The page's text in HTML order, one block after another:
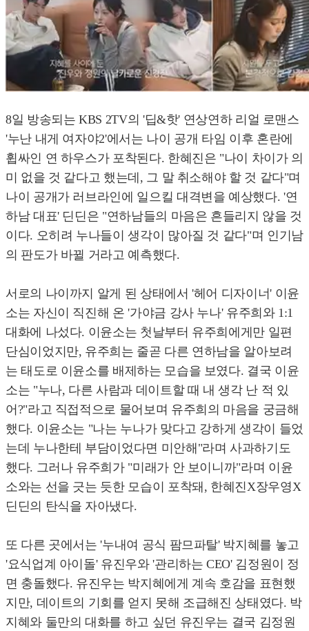
8일 방송되는 KBS 2TV의 '딥&핫' 연상연하 리얼 로맨스
'누난 내게 여자야2'에서는 나이 공개 타임 이후 혼란에
휩싸인 연 하우스가 포착된다. 한혜진은 "나이 차이가 의
미 없을 것 같다고 했는데, 그 말 취소해야 할 것 같다"며
나이 공개가 러브라인에 일으킬 대격변을 예상했다. '연
하남 대표' 딘딘은 "연하남들의 마음은 흔들리지 않을 것
이다. 오히려 누나들이 생각이 많아질 것 같다"며 인기남
의 판도가 바뀔 거라고 예측했다.
서로의 나이까지 알게 된 상태에서 '헤어 디자이너' 이윤
소는 자신이 직진해 온 '가야금 강사 누나' 유주희와 1:1
대화에 나섰다. 이윤소는 첫날부터 유주희에게만 일편
단심이었지만, 유주희는 줄곧 다른 연하남을 알아보려
는 태도로 이윤소를 배제하는 모습을 보였다. 결국 이윤
소는 "누나, 다른 사람과 데이트할 때 내 생각 난 적 있
어?"라고 직접적으로 물어보며 유주희의 마음을 궁금해
했다. 이윤소는 "나는 누나가 맞다고 강하게 생각이 들었
는데 누나한테 부담이었다면 미안해"라며 사과하기도
했다. 그러나 유주희가 "미래가 안 보이니까"라며 이윤
소와는 선을 긋는 듯한 모습이 포착돼, 한혜진X장우영X
딘딘의 탄식을 자아냈다.
또 다른 곳에서는 '누내여 공식 팜므파탈' 박지혜를 놓고
'요식업계 아이돌' 유진우와 '관리하는 CEO' 김정원이 정
면 충돌했다. 유진우는 박지혜에게 계속 호감을 표현했
지만, 데이트의 기회를 얻지 못해 조급해진 상태였다. 박
지혜와 둘만의 대화를 하고 싶던 유진우는 결국 김정원